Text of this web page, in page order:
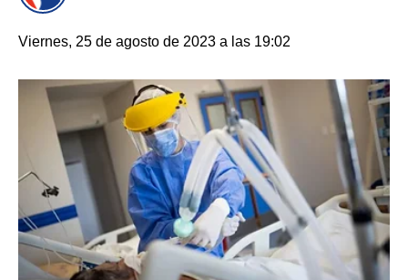
Viernes, 25 de agosto de 2023 a las 19:02